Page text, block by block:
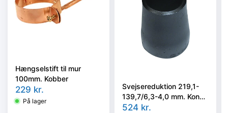
Hængselstift til mur
100mm. Kobber
229 kr.
På lager
Svejsereduktion 219,1-
139,7/6,3-4,0 mm. Konc.
Slyngr. Faset, Kval.
524 kr.